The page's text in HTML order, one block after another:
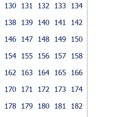
130 131 132 133
134
138 139 140 141
142
146 147 148 149
150
154 155 156 157
158
162 163 164 165
166
170 171 172 173
174
178 179 180 181
182